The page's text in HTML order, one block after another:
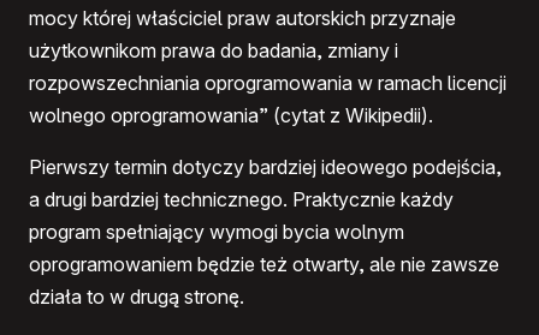
mocy której właściciel praw autorskich przyznaje
użytkownikom prawa do badania, zmiany i
rozpowszechniania oprogramowania w ramach licencji
wolnego oprogramowania” (cytat z Wikipedii).
Pierwszy termin dotyczy bardziej ideowego podejścia,
a drugi bardziej technicznego. Praktycznie każdy
program spełniający wymogi bycia wolnym
oprogramowaniem będzie też otwarty, ale nie zawsze
działa to w drugą stronę.